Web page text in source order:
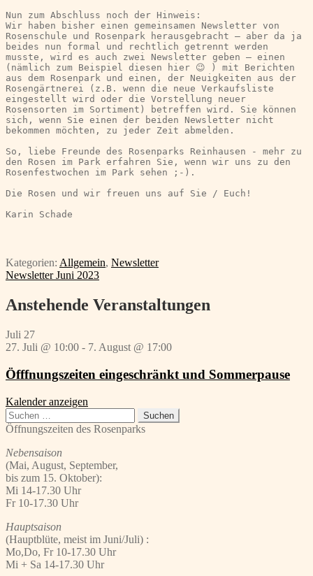
Nun zum Abschluss noch der Hinweis:
Wir haben bisher einen gemeinsamen Newsletter von
Rosenschule und Rosenpark herausgebracht – aber da ja
beides nun formal und rechtlich getrennt werden
musste, wird es auch zwei Newsletter geben – einen
(nämlich zum Beispiel diesen hier 😉 ) mit Berichten
aus dem Rosenpark und einen, der Neuigkeiten aus der
Rosengärtnerei (z.B. wenn die neue Verkaufsliste
eingestellt wird oder die Vorstellung neuer
Rosensorten im Sortiment) betreffen wird. Sie können
sich, wenn Sie einen der beiden Newsletter nicht
bekommen möchten, zu jeder Zeit abmelden.
So, liebe Freunde des Rosenparks Reinhausen - mehr zu
den Rosen im Park erfahren Sie, wenn wir uns zu den
Rosenfestwochen im Park sehen ;-).
Die Rosen und wir freuen uns auf Sie / Euch!
Karin Schade
Kategorien: Allgemein, Newsletter
Beitragsnavigation
Vorheriger
Newsletter Juni 2023
Anstehende Veranstaltungen
Juli 27
27. Juli @ 10:00 - 7. August @ 17:00
Öfffnungszeiten eingeschränkt und Sommerpause
Kalender anzeigen
Suchen
nach:
Öffnungszeiten des Rosenparks
Nebensaison
(Mai, August, September,
bis zum 15. Oktober):
Mi 14-17.30 Uhr
Fr 10-17.30 Uhr
Hauptsaison
(Hauptblüte, meist im Juni/Juli) :
Mo,Do, Fr 10-17.30 Uhr
Mi + Sa 14-17.30 Uhr